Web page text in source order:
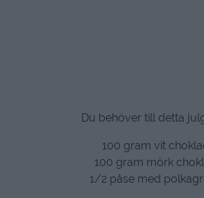
Du behöver till detta
100 gram vit
100 gram mörk
1/2 påse med